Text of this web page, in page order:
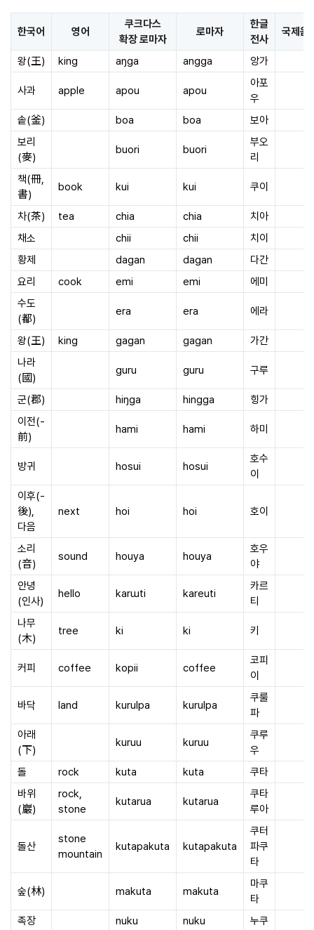
한국어 영어
쿠크다스
확장 로마자
로마자
한글
전사
국제음
왕(王) king aŋga angga 앙가
사과 apple apou apou
아포
우
솥(釜)
boa boa
보아
보리
(麥)
buori buori
부오
리
책(冊,
書)
book kui kui 쿠이
차(茶) tea chia chia
치아
채소
chii chii
치이
황제
dagan dagan
다간
요리
cook emi emi
에미
수도
(都)
era era 에라
왕(王) king gagan gagan
가간
나라
(國)
guru guru 구루
군(郡) hiŋga hingga
힝가
이전(-
前)
hami hami 하미
방귀 hosui hosui
호수
이
이후(-
後),
다음
next hoi hoi 호이
소리
(音)
sound houya houya
호우
야
안녕
(인사)
hello karɯti kareuti
카르
티
나무
(木)
tree ki ki 키
커피 coffee kopii coffee
코피
이
바닥 land kurulpa kurulpa
쿠룰
파
아래
(下)
kuruu kuruu
쿠루
우
돌
rock kuta kuta
쿠타
바위
(巖)
rock,
stone
kutarua kutarua
쿠타
루아
돌산
stone
mountain
kutapakuta kutapakuta
쿠터
파쿠
타
숲(林) makuta makuta
마쿠
타
족장
nuku nuku 누쿠